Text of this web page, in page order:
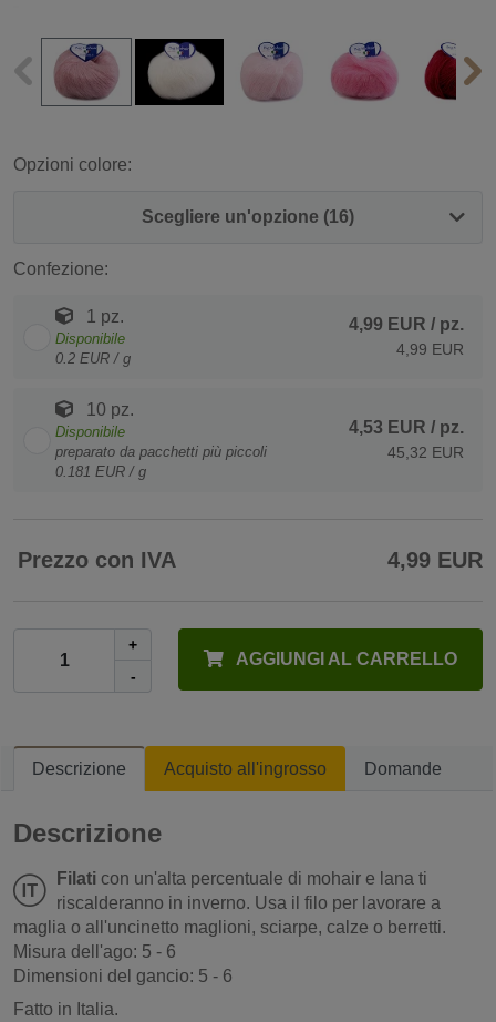
Opzioni colore:
Scegliere un'opzione (16)
Confezione:
1 pz.
Disponibile
0.2 EUR / g
4,99 EUR / pz.
4,99 EUR
10 pz.
Disponibile
preparato da pacchetti più piccoli
0.181 EUR / g
4,53 EUR / pz.
45,32 EUR
Prezzo con IVA 4,99 EUR
+
-
AGGIUNGI AL CARRELLO
Descrizione Acquisto all'ingrosso Domande
Descrizione
Filati con un'alta percentuale di mohair e lana ti
riscalderanno in inverno. Usa il filo per lavorare a
maglia o all'uncinetto maglioni, sciarpe, calze o berretti.
Misura dell'ago: 5 - 6
Dimensioni del gancio: 5 - 6
Fatto in Italia.